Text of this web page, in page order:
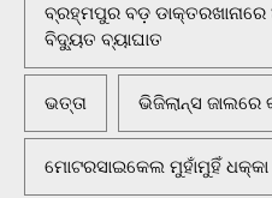
ବ୍ରହ୍ମପୁର ବଡ଼
ବିଦ୍ୟୁତ ବ୍ୟାଘାତ
ଭତ୍ତା ଭିଜିଲାନ୍ସ ଜାଲରେ
ମୋଟରସାଇକେଲ ମୁହାଁମୁହିଁ ଧକ୍କା